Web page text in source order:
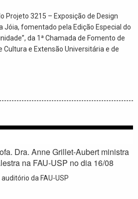
Projeto 3215 – Exposição de Design
Jóia, fomentado pela Edição Especial do
da 1ª Chamada de Fomento de
Cultura e Extensão Universitária e de
Dra. Anne Grillet-Aubert ministra
na FAU-USP no dia 16/08
auditório da FAU-USP